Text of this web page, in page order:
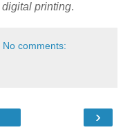
digital printing.
No comments:
›